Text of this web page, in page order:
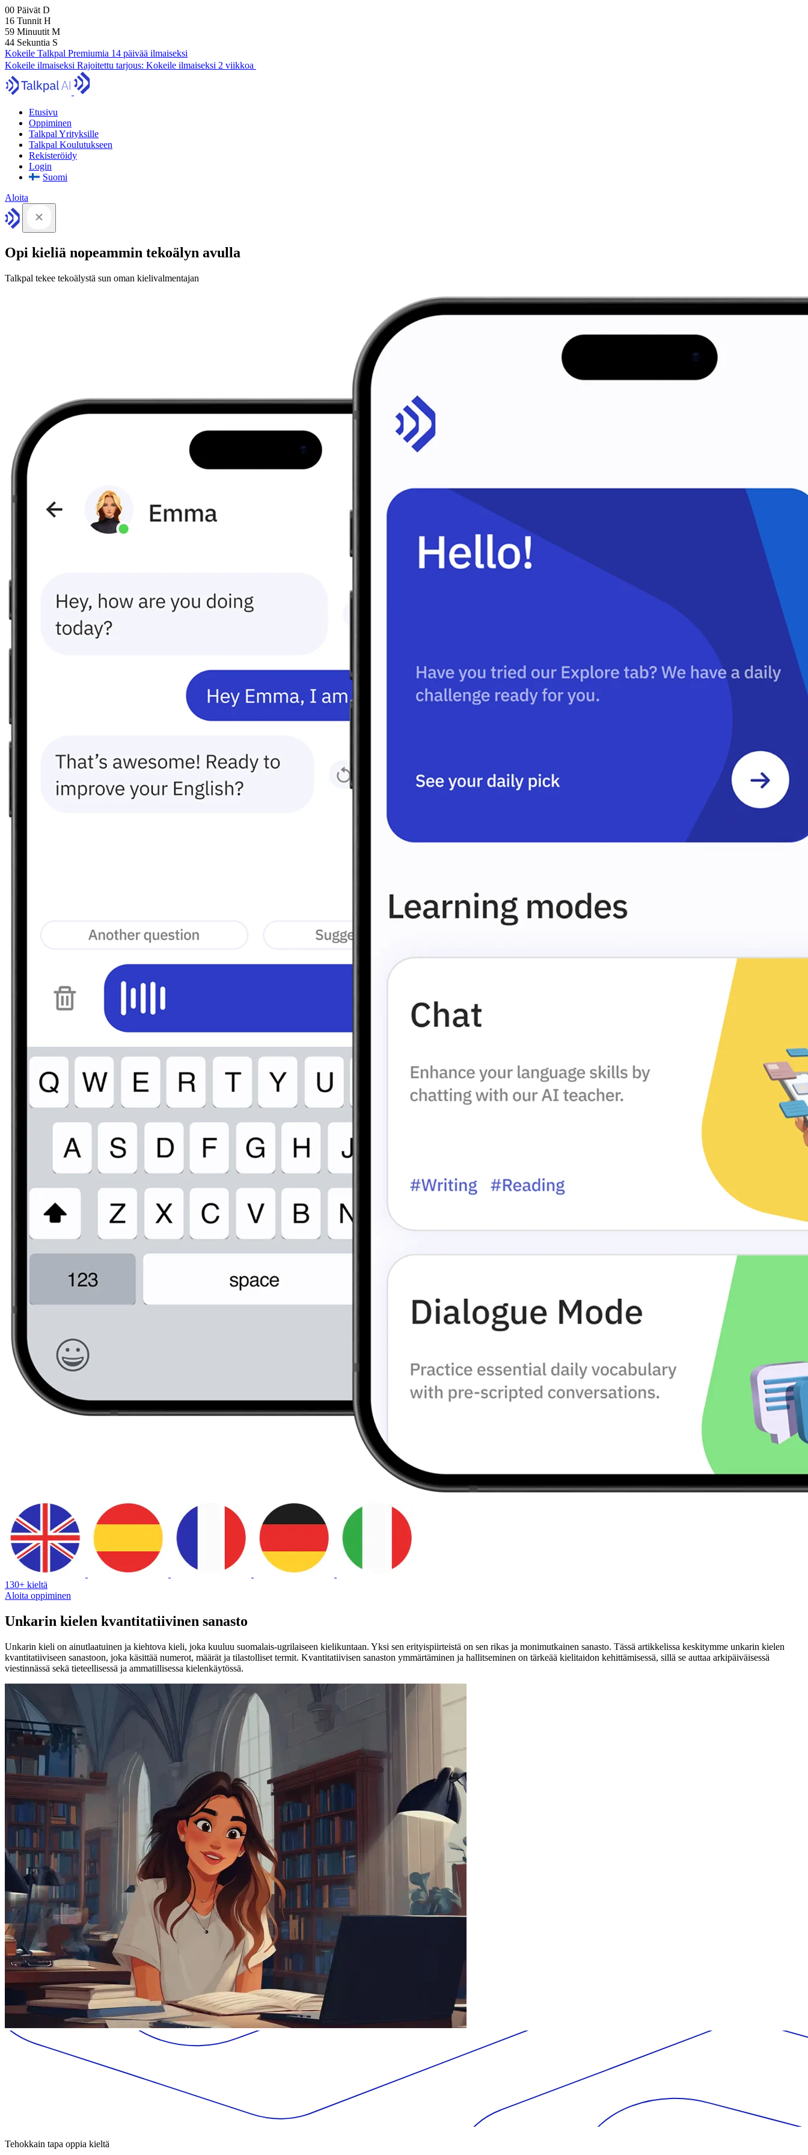
00 Päivät D
16 Tunnit H
59 Minuutit M
43 Sekuntia S
Kokeile Talkpal Premiumia 14 päivää ilmaiseksi
Kokeile ilmaiseksi Rajoitettu tarjous: Kokeile ilmaiseksi 2 viikkoa
Etusivu
Oppiminen
Talkpal Yrityksille
Talkpal Koulutukseen
Rekisteröidy
Login
Suomi
Aloita
Opi kieliä nopeammin tekoälyn avulla
Talkpal tekee tekoälystä sun oman kielivalmentajan
130+ kieltä
Aloita oppiminen
Unkarin kielen kvantitatiivinen sanasto
Unkarin kieli on ainutlaatuinen ja kiehtova kieli, joka kuuluu suomalais-ugrilaiseen kielikuntaan. Yksi sen erityispiirteistä on sen rikas ja monimutkainen sanasto. Tässä artikkelissa keskitymme unkarin kielen
kvantitatiiviseen sanastoon, joka käsittää numerot, määrät ja tilastolliset termit. Kvantitatiivisen sanaston ymmärtäminen ja hallitseminen on tärkeää kielitaidon kehittämisessä, sillä se auttaa arkipäiväisessä
viestinnässä sekä tieteellisessä ja ammatillisessa kielenkäytössä.
Tehokkain tapa oppia kieltä